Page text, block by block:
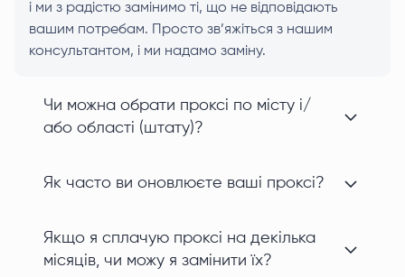
і ми з радістю замінимо ті, що не відповідають
вашим потребам. Просто зв’яжіться з нашим
консультантом, і ми надамо заміну.
Чи можна обрати проксі по місту і/
або області (штату)?
Як часто ви оновлюєте ваші проксі?
Якщо я сплачую проксі на декілька
місяців, чи можу я замінити їх?